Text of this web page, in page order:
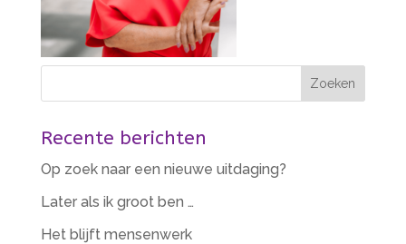
Recente berichten
Op zoek naar een nieuwe uitdaging?
Later als ik groot ben …
Het blijft mensenwerk